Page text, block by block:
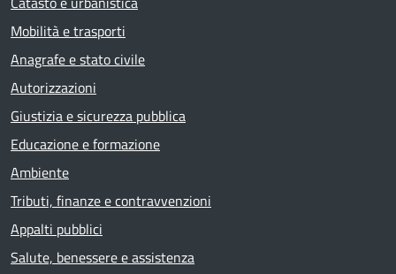
Mobilità e trasporti
Anagrafe e stato civile
Autorizzazioni
Giustizia e sicurezza pubblica
Educazione e formazione
Ambiente
Tributi, finanze e contravvenzioni
Appalti pubblici
Salute, benessere e assistenza